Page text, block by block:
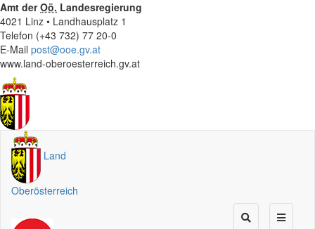
Amt derOö. Landesregierung
4021 Linz • Landhausplatz 1
Telefon (+43 732) 77 20-0
E-Mail post@ooe.gv.at
www.land-oberoesterreich.gv.at
Land
Oberösterreich